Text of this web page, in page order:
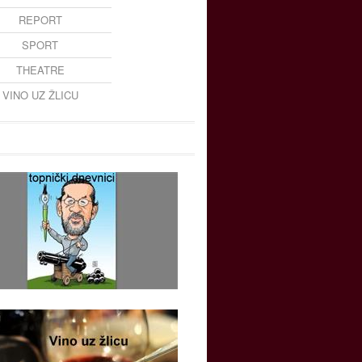
REPORT
SPORT
THEATRE
VINO UZ ŽLICU